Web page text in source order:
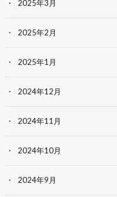
2025年3月
2025年2月
2025年1月
2024年12月
2024年11月
2024年10月
2024年9月